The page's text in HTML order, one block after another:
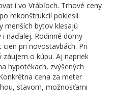
i vo Vrábľoch. Trhové ceny
rekonštrukcií poklesli
menších bytov klesajú
naďalej. Rodinné domy
pri novostavbách. Pri
o kúpu. Aj napriek
hypotékach, zvýšených
cena za meter
stavom, možnosťami